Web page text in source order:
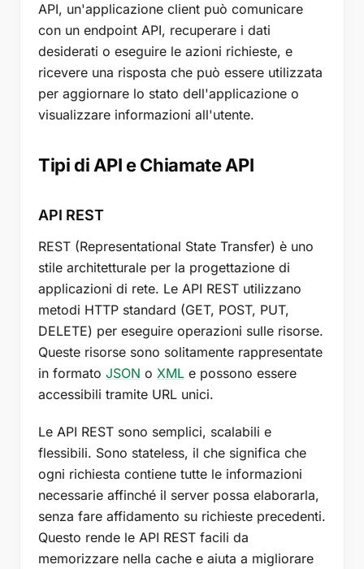
API, un'applicazione client può comunicare
con un endpoint API, recuperare i dati
desiderati o eseguire le azioni richieste, e
ricevere una risposta che può essere utilizzata
per aggiornare lo stato dell'applicazione o
visualizzare informazioni all'utente.
Tipi di API e Chiamate API
API REST
REST (Representational State Transfer) è uno
stile architetturale per la progettazione di
applicazioni di rete. Le API REST utilizzano
metodi HTTP standard (GET, POST, PUT,
DELETE) per eseguire operazioni sulle risorse.
Queste risorse sono solitamente rappresentate
in formato JSON o XML e possono essere
accessibili tramite URL unici.
Le API REST sono semplici, scalabili e
flessibili. Sono stateless, il che significa che
ogni richiesta contiene tutte le informazioni
necessarie affinché il server possa elaborarla,
senza fare affidamento su richieste precedenti.
Questo rende le API REST facili da
memorizzare nella cache e aiuta a migliorare